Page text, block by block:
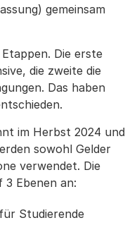
gemeinsam
Die erste
die zweite die
Das haben
im Herbst 2024 und
sowohl Gelder
verwendet. Die
Ebenen an:
Studierende